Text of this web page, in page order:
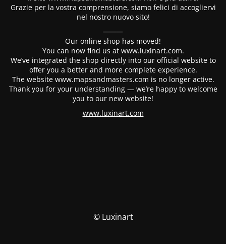
Grazie per la vostra comprensione, siamo felici di accogliervi
nel nostro nuovo sito!
⸻
Our online shop has moved!
You can now find us at www.luxinart.com.
We’ve integrated the shop directly into our official website to
offer you a better and more complete experience.
The website www.mapsandmasters.com is no longer active.
Thank you for your understanding — we’re happy to welcome
you to our new website!
www.luxinart.com
© Luxinart